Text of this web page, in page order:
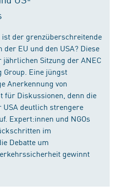
der grenzüberschreitende
EU und den USA? Diese
Sitzung der ANEC
Eine jüngst
Anerkennung von
für Diskussionen, denn die
USA deutlich strengere
Expert:innen und NGOs
im
Debatte um
gewinnt